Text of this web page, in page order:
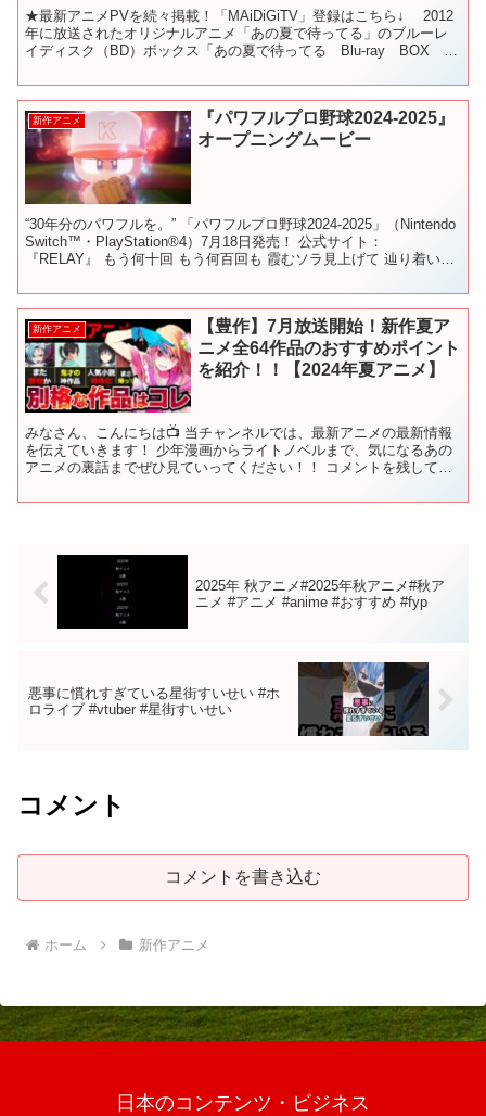
★最新アニメPVを続々掲載！「MAiDiGiTV」登録はこちら↓ 2012
年に放送されたオリジナルアニメ「あの夏で待ってる」のブルーレ
イディスク（BD）ボックス「あの夏で待ってる Blu-ray BOX
新作アニメ
『パワフルプロ野球2024-2025』
オープニングムービー
“30年分のパワフルを。” 「パワフルプロ野球2024-2025」（Nintendo
Switch™・PlayStation®4）7月18日発売！ 公式サイト：
『RELAY』 もう何十回 もう何百回も 霞むソラ見上げて 辿り着いた
新作アニメ
【豊作】7月放送開始！新作夏ア
ニメ全64作品のおすすめポイント
を紹介！！【2024年夏アニメ】
みなさん、こんにちは📺 当チャンネルでは、最新アニメの最新情報
を伝えていきます！ 少年漫画からライトノベルまで、気になるあの
アニメの裏話までぜひ見ていってください！！ コメントを残してく
2025年 秋アニメ#2025年秋アニメ#秋ア
ニメ #アニメ #anime #おすすめ #fyp
悪事に慣れすぎている星街すいせい #ホ
ロライブ #vtuber #星街すいせい
コメント
コメントを書き込む
ホーム 新作アニメ
日本のコンテンツ・ビジネス